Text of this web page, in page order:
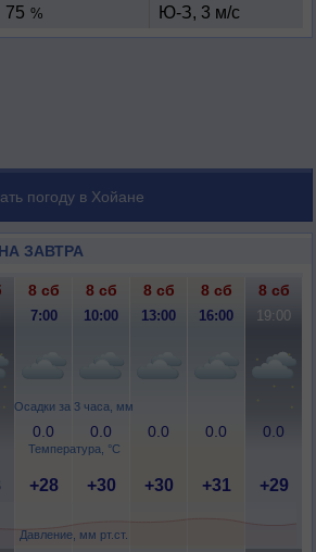
75 % Ю-З, 3 м/с
погоду в Хойане
ЗАВТРА
Осадки за 3 часа, мм
Температура, °C
Давление, мм рт.ст.
8 сб 8 сб 8 сб 8 сб 8 сб
7:00 10:00 13:00 16:00 19:00
0.0 0.0 0.0 0.0 0.0
+28 +30 +30 +31 +29